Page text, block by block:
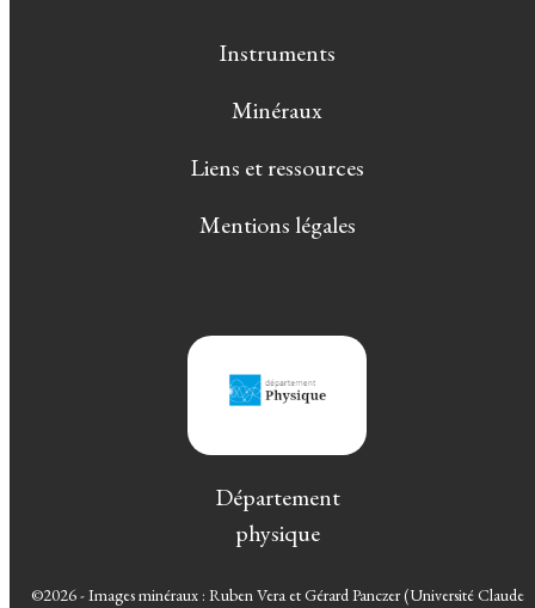
Instruments
Minéraux
Liens et ressources
Mentions légales
Département
physique
©2026 - Images minéraux : Ruben Vera et Gérard Panczer (Université Claude